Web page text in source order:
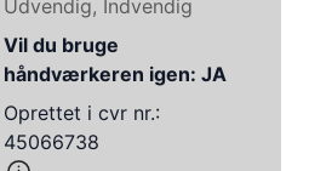
Udvendig, Indvendig
Vil du bruge
håndværkeren igen: JA
Oprettet i cvr nr.:
45066738